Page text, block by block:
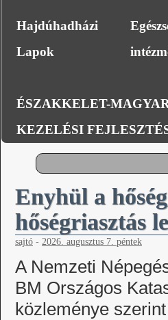
Hajdúhadházi
Lapok
ÉSZAKKELET-
KEZELÉSI
Enyhül a
hőségriasztás
sajtó - 2026. augusztus 7. péntek
A Nemzeti
BM Országos
közleménye